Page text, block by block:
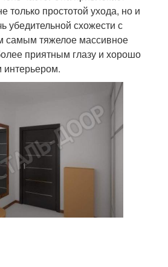
только простотой ухода, но и
убедительной схожести с
самым тяжелое массивное
приятным глазу и хорошо